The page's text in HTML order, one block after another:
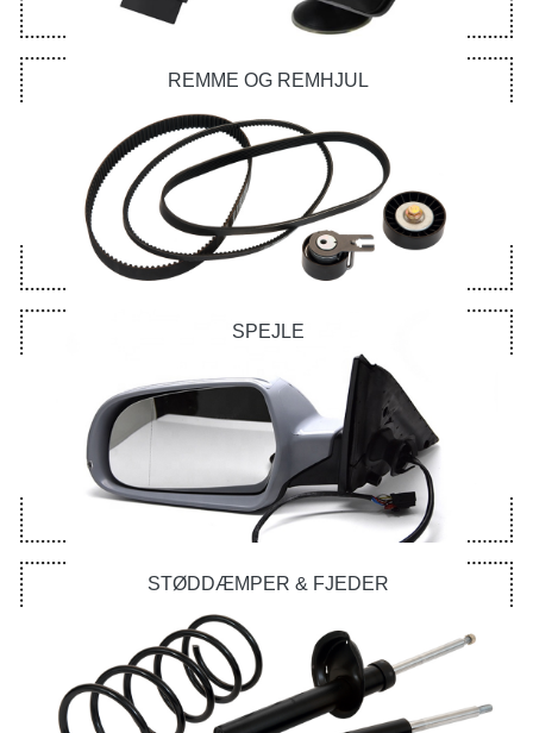
REMME OG REMHJUL
SPEJLE
STØDDÆMPER & FJEDER